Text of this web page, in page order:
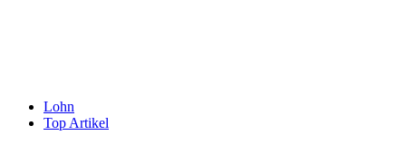
Lohn
Top Artikel